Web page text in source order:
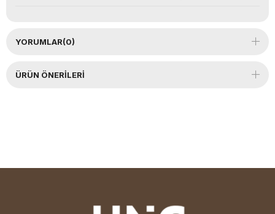
YORUMLAR(0)
ÜRÜN ÖNERILERI